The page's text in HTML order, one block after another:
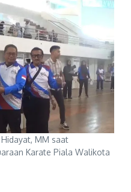
MM saat
Karate Piala Walikota